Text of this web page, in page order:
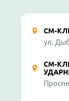
СМ-
ул.
СМ-